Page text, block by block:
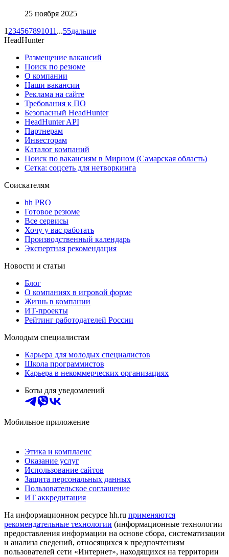
25 ноября 2025
1 234567891011 ...55дальше
HeadHunter
Размещение вакансий
Поиск по резюме
О компании
Наши вакансии
Реклама на сайте
Требования к ПО
Безопасный HeadHunter
HeadHunter API
Партнерам
Инвесторам
Каталог компаний
Поиск по вакансиям в Мирном (Самарская область)
Сетка: соцсеть для нетворкинга
Соискателям
hh PRO
Готовое резюме
Все сервисы
Хочу у вас работать
Производственный календарь
Экспертная рекомендация
Новости и статьи
Блог
О компаниях в игровой форме
Жизнь в компании
ИТ-проекты
Рейтинг работодателей России
Молодым специалистам
Карьера для молодых специалистов
Школа программистов
Карьера в некоммерческих организациях
Боты для уведомлений
Мобильное приложение
Этика и комплаенс
Оказание услуг
Использование сайтов
Защита персональных данных
Пользовательское соглашение
ИТ аккредитация
На информационном ресурсе hh.ru применяются
рекомендательные технологии (информационные технологии
предоставления информации на основе сбора, систематизации
и анализа сведений, относящихся к предпочтениям
пользователей сети «Интернет», находящихся на территории